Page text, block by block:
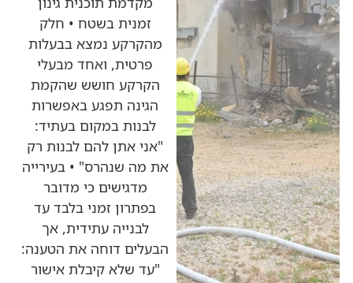
זמנית בשטח • חלק
מהקרקע נמצא בבעלות
פרטית, ואחד מבעלי
הקרקע חושש שהקמת
הגינה תפגע באפשרות
לבנות במקום בעתיד:
"אני אתן להם לבנות רק
את מה שנהרס" • בעירייה
מדגישים כי מדובר
בפתרון זמני בלבד עד
לבנייה עתידית, אך
הבעלים דוחה את הטענה:
"עד שלא קיבלת אישור